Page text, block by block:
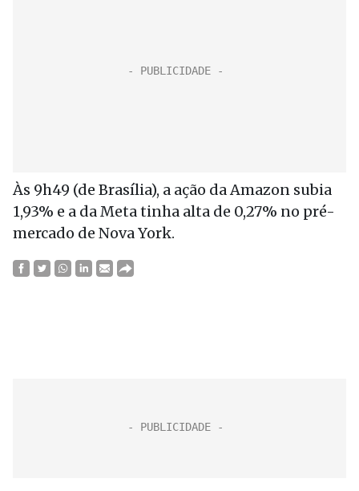
Às 9h49 (de Brasília), a ação da Amazon subia
1,93% e a da Meta tinha alta de 0,27% no pré-
mercado de Nova York.